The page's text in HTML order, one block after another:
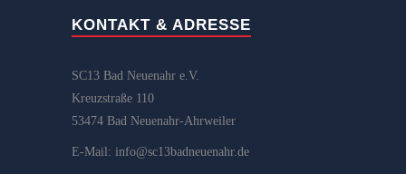
KONTAKT & ADRESSE
SC13 Bad Neuenahr e.V.
Kreuzstraße 110
53474 Bad Neuenahr-Ahrweiler
E-Mail: info@sc13badneuenahr.de